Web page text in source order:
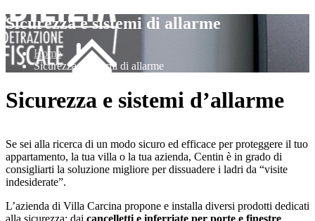
Sicurezza e sistemi di allarme
Home
Sicurezza e sistemi di allarme
Sicurezza e sistemi d’allarme
Se sei alla ricerca di un modo sicuro ed efficace per proteggere il tuo
appartamento, la tua villa o la tua azienda, Centin è in grado di
consigliarti la soluzione migliore per dissuadere i ladri da “visite
indesiderate”.
L’azienda di Villa Carcina propone e installa diversi prodotti dedicati